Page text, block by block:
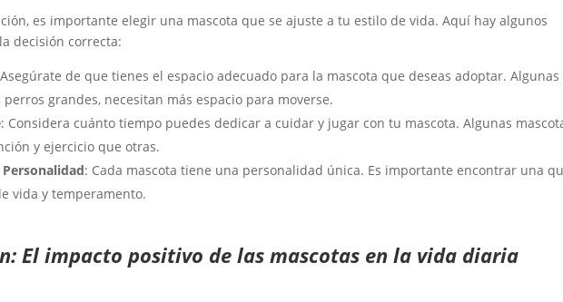
es importante elegir una mascota que se ajuste a tu estilo de vida. Aquí hay algunos
decisión correcta:
de que tienes el espacio adecuado para la mascota que deseas adoptar. Algunas
perros grandes, necesitan más espacio para moverse.
: Considera cuánto tiempo puedes dedicar a cuidar y jugar con tu mascota. Algunas
y ejercicio que otras.
: Cada mascota tiene una personalidad única. Es importante encontrar una
vida y temperamento.
El impacto positivo de las mascotas en la vida diaria